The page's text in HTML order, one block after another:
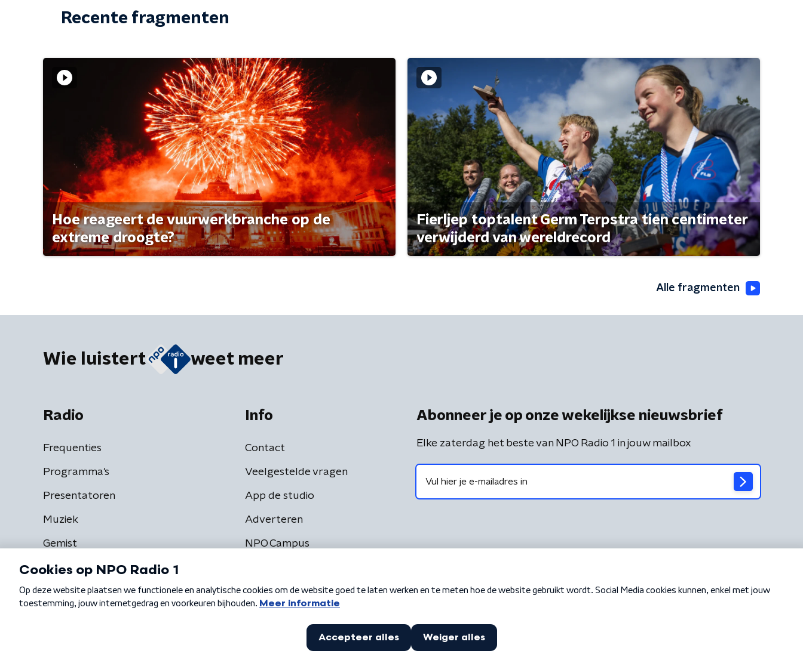
Recente fragmenten
Hoe reageert de vuurwerkbranche op de
extreme droogte?
Fierljep toptalent Germ Terpstra tien centimeter
verwijderd van wereldrecord
Alle fragmenten
Wie luistert weet meer
Radio
Frequenties
Programma's
Presentatoren
Muziek
Gemist
Info
Contact
Veelgestelde vragen
App de studio
Adverteren
NPO Campus
Abonneer je op onze wekelijkse nieuwsbrief
Elke zaterdag het beste van NPO Radio 1 in jouw mailbox
Algemene voorwaarden Privacybeleid